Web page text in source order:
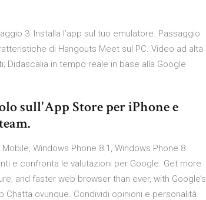
3: Installa l’app sul tuo emulatore. Passaggio
di Hangouts Meet sul PC. Video ad alta
Didascalia in tempo reale in base alla Google
sull'App Store per iPhone e
Windows Phone 8.1, Windows Phone 8.
e confronta le valutazioni per Google. Get more
and faster web browser than ever, with Google’s
Chatta ovunque. Condividi opinioni e personalità.